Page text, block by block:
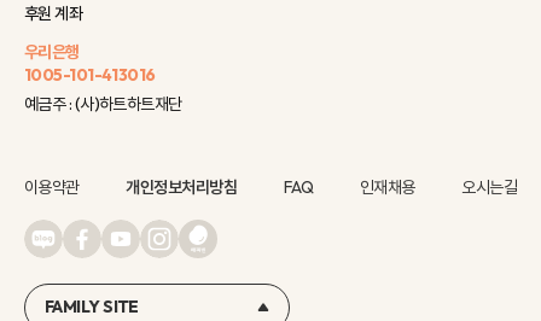
후원 계좌
우리은행
1005-101-413016
예금주 : (사)하트하트재단
이용약관 개인정보처리방침 FAQ 인재채용 오시는길
FAMILY SITE